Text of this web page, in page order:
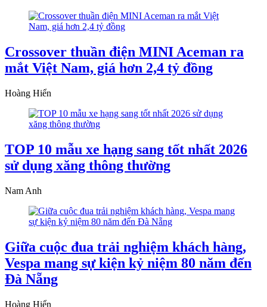
Crossover thuần điện MINI Aceman ra
mắt Việt Nam, giá hơn 2,4 tỷ đồng
Hoàng Hiển
TOP 10 mẫu xe hạng sang tốt nhất 2026
sử dụng xăng thông thường
Nam Anh
Giữa cuộc đua trải nghiệm khách hàng,
Vespa mang sự kiện kỷ niệm 80 năm đến
Đà Nẵng
Hoàng Hiển